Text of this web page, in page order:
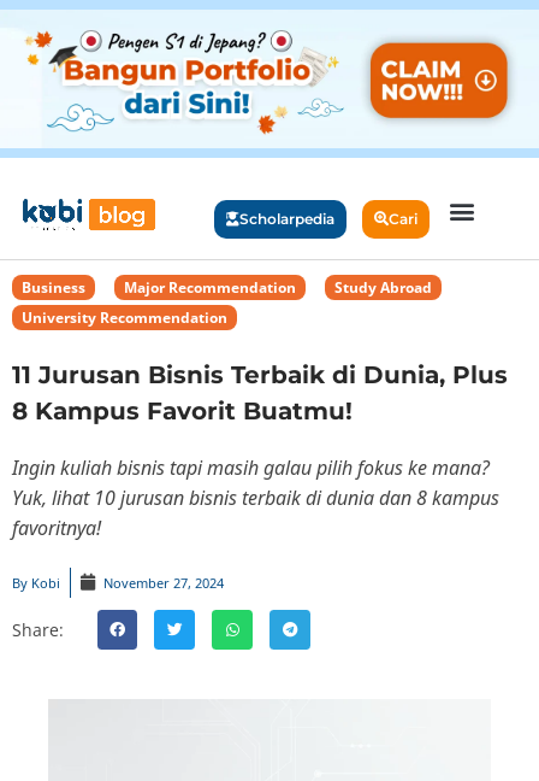
Scholarpedia Cari
Business Major Recommendation Study Abroad
University Recommendation
11 Jurusan Bisnis Terbaik di Dunia, Plus
8 Kampus Favorit Buatmu!
Ingin kuliah bisnis tapi masih galau pilih fokus ke mana?
Yuk, lihat 10 jurusan bisnis terbaik di dunia dan 8 kampus
favoritnya!
By Kobi November 27, 2024
Share: